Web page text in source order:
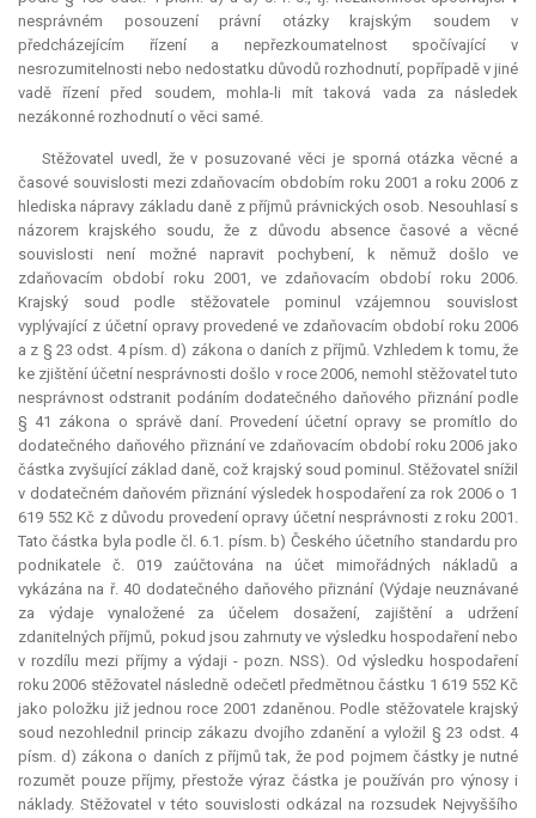
nesprávném posouzení právní otázky krajským soudem v
předcházejícím řízení a nepřezkoumatelnost spočívající v
nesrozumitelnosti nebo nedostatku důvodů rozhodnutí, popřípadě v jiné
vadě řízení před soudem, mohla-li mít taková vada za následek
nezákonné rozhodnutí o věci samé.
Stěžovatel uvedl, že v posuzované věci je sporná otázka věcné a
časové souvislosti mezi zdaňovacím obdobím roku 2001 a roku 2006 z
hlediska nápravy základu daně z příjmů právnických osob. Nesouhlasí s
názorem krajského soudu, že z důvodu absence časové a věcné
souvislosti není možné napravit pochybení, k němuž došlo ve
zdaňovacím období roku 2001, ve zdaňovacím období roku 2006.
Krajský soud podle stěžovatele pominul vzájemnou souvislost
vyplývající z účetní opravy provedené ve zdaňovacím období roku 2006
a z § 23 odst. 4 písm. d) zákona o daních z příjmů. Vzhledem k tomu, že
ke zjištění účetní nesprávnosti došlo v roce 2006, nemohl stěžovatel tuto
nesprávnost odstranit podáním dodatečného daňového přiznání podle
§ 41 zákona o správě daní. Provedení účetní opravy se promítlo do
dodatečného daňového přiznání ve zdaňovacím období roku 2006 jako
částka zvyšující základ daně, což krajský soud pominul. Stěžovatel snížil
v dodatečném daňovém přiznání výsledek hospodaření za rok 2006 o 1
619 552 Kč z důvodu provedení opravy účetní nesprávnosti z roku 2001.
Tato částka byla podle čl. 6.1. písm. b) Českého účetního standardu pro
podnikatele č. 019 zaúčtována na účet mimořádných nákladů a
vykázána na ř. 40 dodatečného daňového přiznání (Výdaje neuznávané
za výdaje vynaložené za účelem dosažení, zajištění a udržení
zdanitelných příjmů, pokud jsou zahrnuty ve výsledku hospodaření nebo
v rozdílu mezi příjmy a výdaji - pozn. NSS). Od výsledku hospodaření
roku 2006 stěžovatel následně odečetl předmětnou částku 1 619 552 Kč
jako položku již jednou roce 2001 zdaněnou. Podle stěžovatele krajský
soud nezohlednil princip zákazu dvojího zdanění a vyložil § 23 odst. 4
písm. d) zákona o daních z příjmů tak, že pod pojmem částky je nutné
rozumět pouze příjmy, přestože výraz částka je používán pro výnosy i
náklady. Stěžovatel v této souvislosti odkázal na rozsudek Nejvyššího